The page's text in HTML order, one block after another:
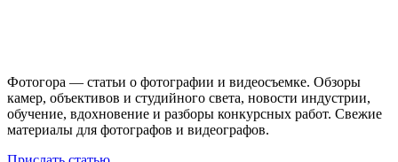
Фотогора — статьи о фотографии и видеосъемке. Обзоры
камер, объективов и студийного света, новости индустрии,
обучение, вдохновение и разборы конкурсных работ. Свежие
материалы для фотографов и видеографов.